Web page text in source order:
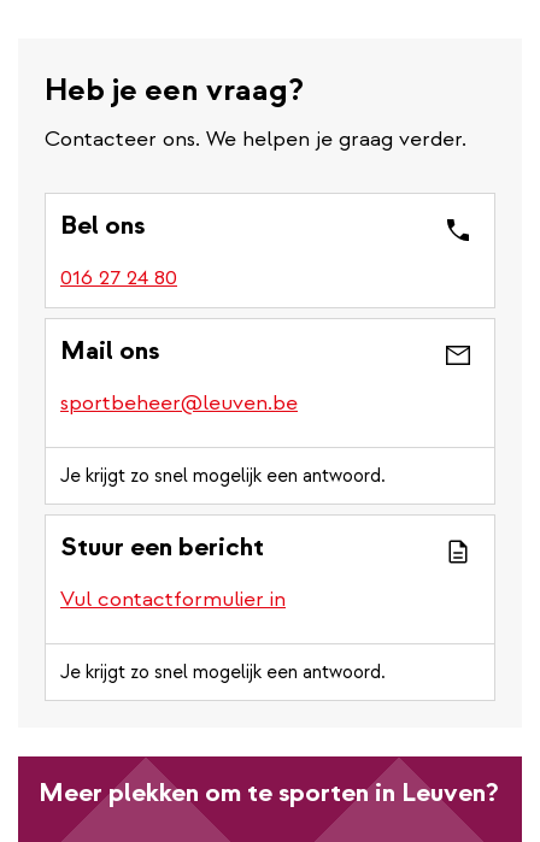
Heb je een vraag?
Contacteer ons. We helpen je graag verder.
Bel ons
016 27 24 80
Mail ons
sportbeheer@leuven.be
Je krijgt zo snel mogelijk een antwoord.
Stuur een bericht
Vul contactformulier in
Je krijgt zo snel mogelijk een antwoord.
Meer plekken om te sporten in Leuven?